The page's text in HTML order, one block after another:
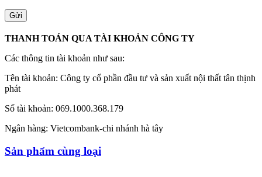
THANH TOÁN QUA TÀI KHOẢN CÔNG TY
Các thông tin tài khoản như sau:
Tên tài khoản: Công ty cổ phần đầu tư và sản xuất nội thất tân thịnh
phát
Số tài khoản: 069.1000.368.179
Ngân hàng: Vietcombank-chi nhánh hà tây
Sản phẩm cùng loại